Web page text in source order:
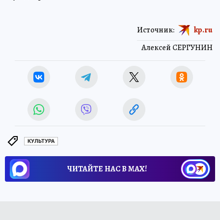
Алексей СЕРГУНИН
Источник: kp.ru
КУЛЬТУРА
ЧИТАЙТЕ НАС В МАХ!